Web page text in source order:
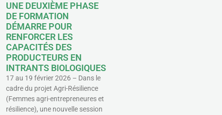
UNE DEUXIÈME PHASE
DE FORMATION
DÉMARRE POUR
RENFORCER LES
CAPACITÉS DES
PRODUCTEURS EN
INTRANTS BIOLOGIQUES
17 au 19 février 2026 – Dans le
cadre du projet Agri-Résilience
(Femmes agri-entrepreneures et
résilience), une nouvelle session